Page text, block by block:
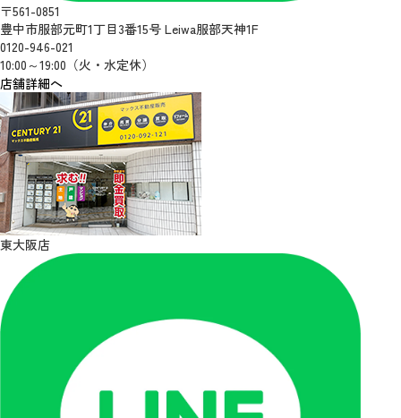
〒561-0851
豊中市服部元町1丁目3番15号 Leiwa服部天神1F
0120-946-021
10:00～19:00（火・水定休）
店舗詳細へ
東大阪店